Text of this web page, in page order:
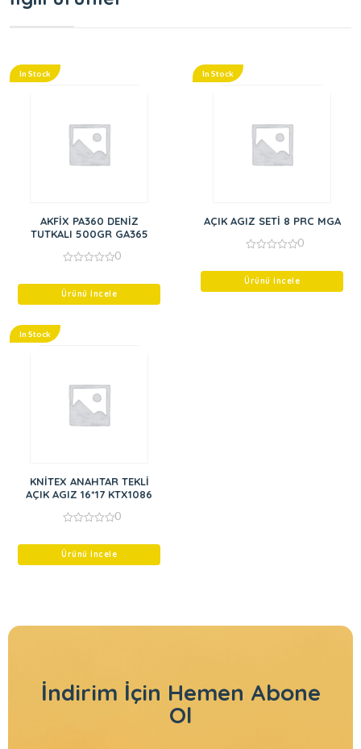
In Stock
AKFİX PA360 DENİZ
TUTKALI 500GR GA365
of
0
Ürünü İncele
In Stock
AÇIK AGIZ SETİ 8 PRC MGA
of
0
Ürünü İncele
In Stock
KNİTEX ANAHTAR TEKLİ
AÇIK AGIZ 16*17 KTX1086
of
0
Ürünü İncele
İndirim İçin Hemen Abone
Ol